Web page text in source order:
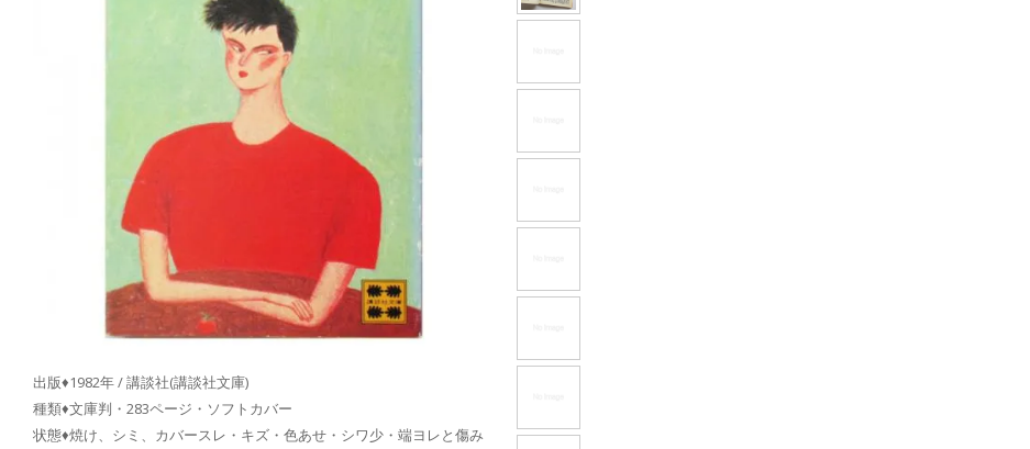
出版♦1982年 / 講談社(講談社文庫)
種類♦文庫判・283ページ・ソフトカバー
状態♦焼け、シミ、カバースレ・キズ・色あせ・シワ少・端ヨレと傷み